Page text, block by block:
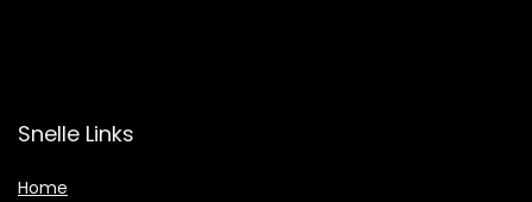
Snelle Links
Home